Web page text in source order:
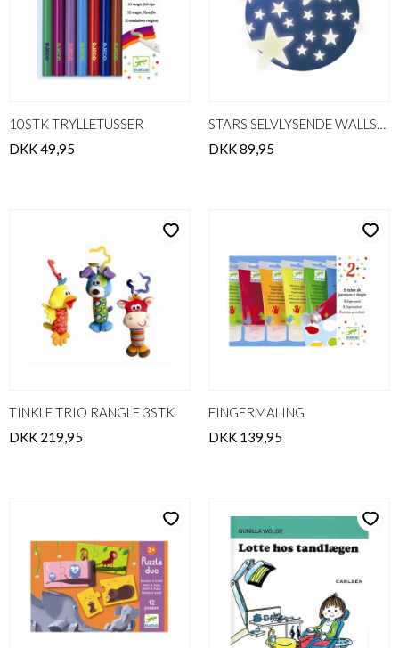
10STK TRYLLETUSSER
DKK 49,95
STARS SELVLYSENDE WALLSTICKERS
DKK 89,95
TINKLE TRIO RANGLE 3STK
DKK 219,95
FINGERMALING
DKK 139,95